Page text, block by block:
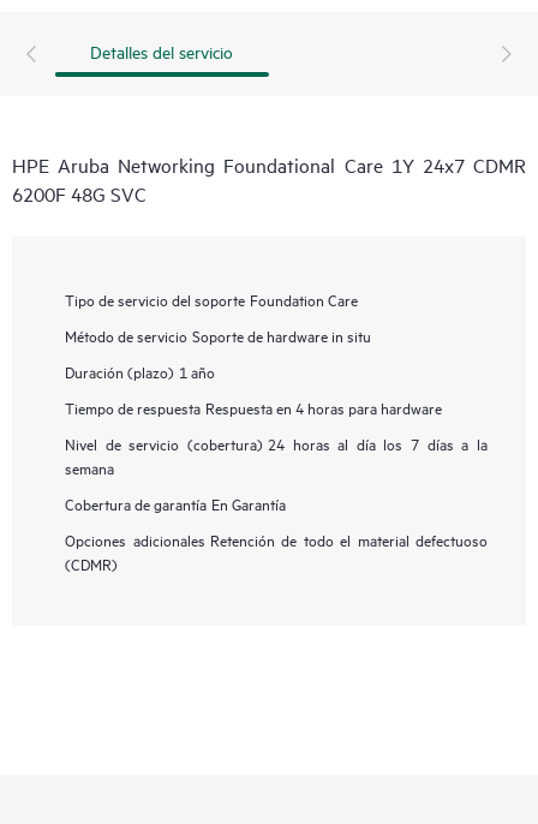
Detalles del servicio
HPE Aruba Networking Foundational Care 1Y 24x7 CDMR
6200F 48G SVC
Tipo de servicio del soporte Foundation Care
Método de servicio Soporte de hardware in situ
Duración (plazo) 1 año
Tiempo de respuesta Respuesta en 4 horas para hardware
Nivel de servicio (cobertura) 24 horas al día los 7 días a la
semana
Cobertura de garantía En Garantía
Opciones adicionales Retención de todo el material defectuoso
(CDMR)